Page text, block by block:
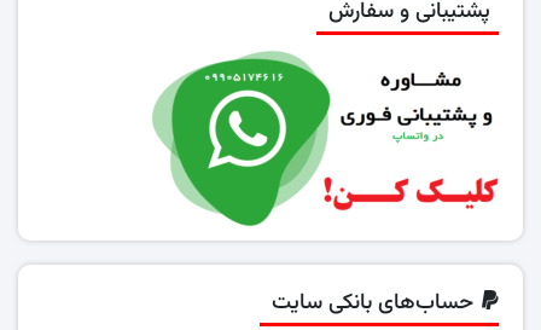
پشتیبانی و سفارش
حساب‌های بانکی سایت